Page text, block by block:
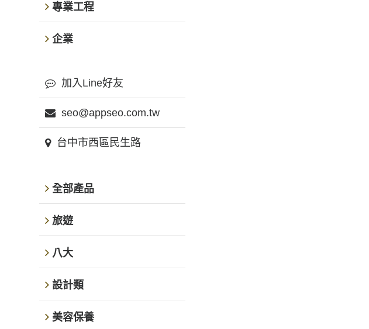
專業工程
企業
加入Line好友
seo@appseo.com.tw
台中市西區民生路
全部產品
旅遊
八大
設計類
美容保養